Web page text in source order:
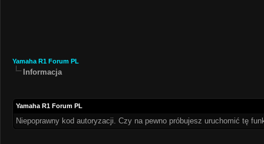
Yamaha R1 Forum PL
Informacja
Yamaha R1 Forum PL
Niepoprawny kod autoryzacji. Czy na pewno próbujesz uruchomić tę